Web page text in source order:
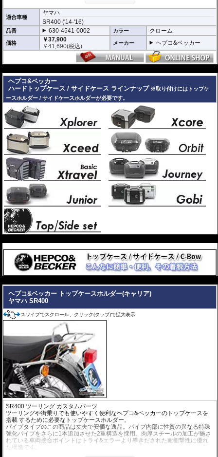
※耐加重 : 片側 5kg (ケース、バッグの自重
を除く)
※サイドケースは別売です。こちらからお求め下さい。
※バッグの搭載位置を 50mm 前方または後方、30mm 上方または下方に移設す
る移設キット(オプション)もあります。
適合車種
ヤマハ
SR400 ('14-'16)
品番 630-4541-0002 カラー クローム
価格
￥37,900
￥41,690(税込) メーカー ヘプコ&ベッカー
ヘプコ&ベッカー
ハードトップケース / サイドケース ラインナップ ※取り付けにはトップケ
ースホルダー / サイドケースホルダーが必要です。
ヘプコ&ベッカー トップケースホルダー(キャリア)
ヤマハ SR400
スワイプでスクロール、クリック(タップ)で拡大表示
SR400 ツーリング カスタムパーツ
ツーリングや街乗りでも使いやすく便利なヘプコ&ベッカーの トップケースを
搭載 するために必要なトップケースホルダー。
パイプタイプのこの商品は丈夫で安価な逸品。パイプ内部に性質の異なる特殊
強化パイプをさらに1本追加させた2重構造を採用。肉厚スチールの加工が施さ
れている車両接合ポイントはトライ&エラーより導きだされた耐衝撃性に優れ
た構造です。